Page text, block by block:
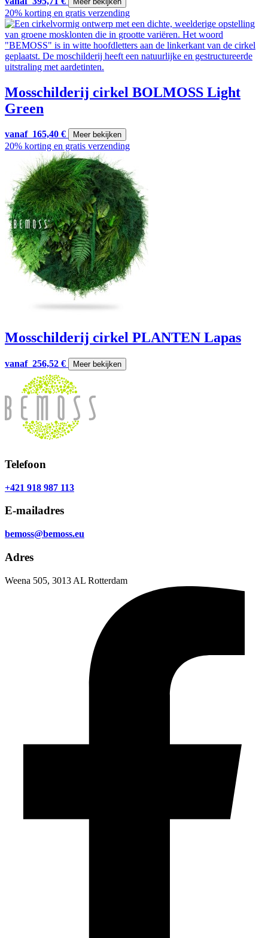
20% korting en gratis verzending
Mosschilderij cirkel BOLMOSS Light
Green
vanaf 165,40 € Meer bekijken
20% korting en gratis verzending
Mosschilderij cirkel PLANTEN Lapas
vanaf 256,52 € Meer bekijken
Telefoon
+421 918 987 113
E-mailadres
bemoss@bemoss.eu
Adres
Weena 505, 3013 AL Rotterdam